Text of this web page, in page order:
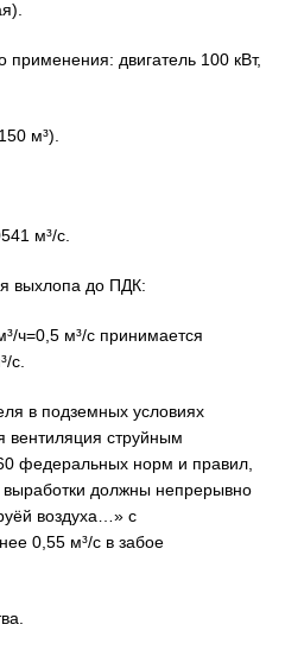
применения: двигатель 100 кВт,
м³).
м³/с.
выхлопа до ПДК:
ч=0,5 м³/с принимается
с.
в подземных условиях
вентиляция струйным
федеральных норм и правил,
должны непрерывно
воздуха…» с
0,55 м³/с в забое